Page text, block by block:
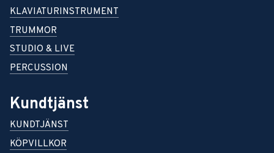
KLAVIATURINSTRUMENT
TRUMMOR
STUDIO & LIVE
PERCUSSION
Kundtjänst
KUNDTJÄNST
KÖPVILLKOR